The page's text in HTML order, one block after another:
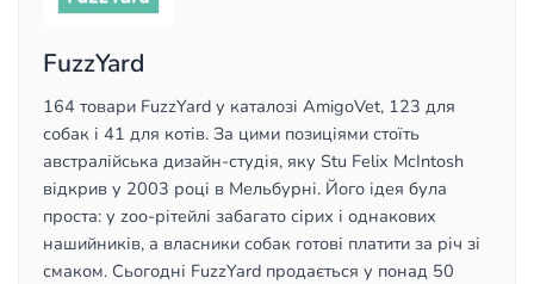
FuzzYard
164 товари FuzzYard у каталозі AmigoVet, 123 для
собак і 41 для котів. За цими позиціями стоїть
австралійська дизайн-студія, яку Stu Felix McIntosh
відкрив у 2003 році в Мельбурні. Його ідея була
проста: у zoo-рітейлі забагато сірих і однакових
нашийників, а власники собак готові платити за річ зі
смаком. Сьогодні FuzzYard продається у понад 50